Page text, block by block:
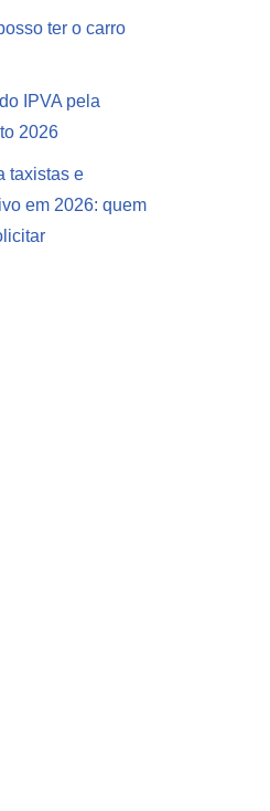
ter o carro
IPVA pela
2026
taxistas e
em 2026: quem